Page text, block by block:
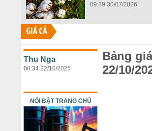
09:39 30/07/2026
GIÁ CẢ
Bảng
22/10/
Thu Nga
08:34 22/10/2025
NỔI BẬT TRANG CHỦ